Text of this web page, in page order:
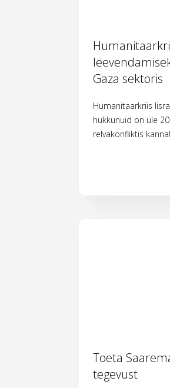
Gaza sektoris
Humanitaarkriis
hukkunuid on üle
relvakonfliktis
Toeta
tegevust